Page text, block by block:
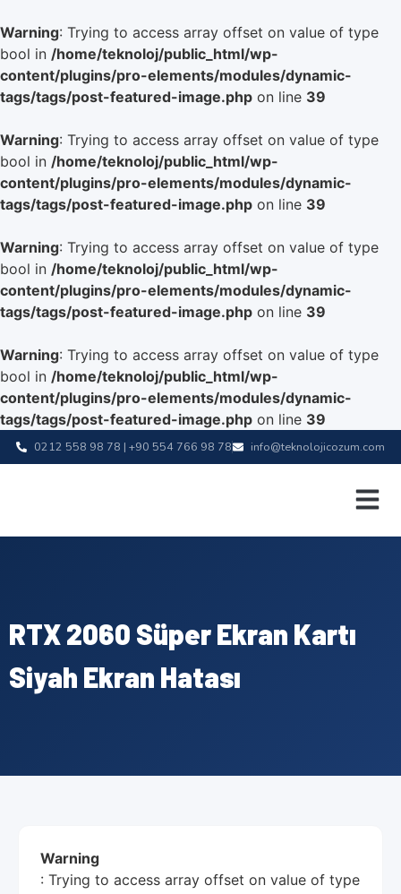
Warning: Trying to access array offset on value of type
bool in /home/teknoloj/public_html/wp-
content/plugins/pro-elements/modules/dynamic-
tags/tags/post-featured-image.php on line 39
Warning: Trying to access array offset on value of type
bool in /home/teknoloj/public_html/wp-
content/plugins/pro-elements/modules/dynamic-
tags/tags/post-featured-image.php on line 39
Warning: Trying to access array offset on value of type
bool in /home/teknoloj/public_html/wp-
content/plugins/pro-elements/modules/dynamic-
tags/tags/post-featured-image.php on line 39
Warning: Trying to access array offset on value of type
bool in /home/teknoloj/public_html/wp-
content/plugins/pro-elements/modules/dynamic-
tags/tags/post-featured-image.php on line 39
0212 558 98 78 | +90 554 766 98 78 info@teknolojicozum.com
RTX 2060 Süper Ekran Kartı
Siyah Ekran Hatası
Warning
: Trying to access array offset on value of type